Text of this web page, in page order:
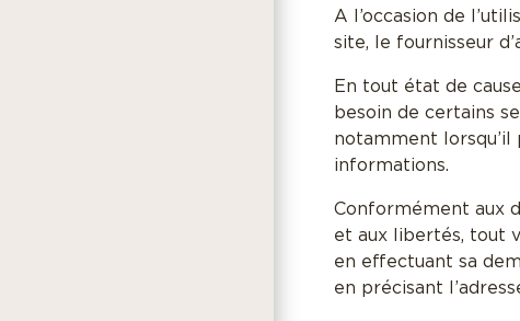
A l’occasion de
site, le fournisseur
En tout état de
besoin de certains
notamment lorsqu’il
informations.
Conformément aux
et aux libertés, tout
en effectuant sa
en précisant